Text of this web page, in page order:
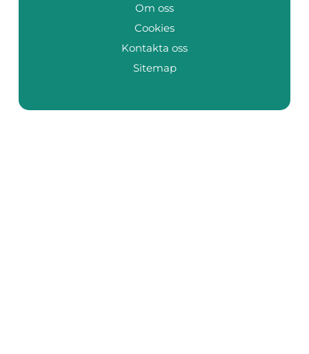
Om oss
Cookies
Kontakta oss
Sitemap